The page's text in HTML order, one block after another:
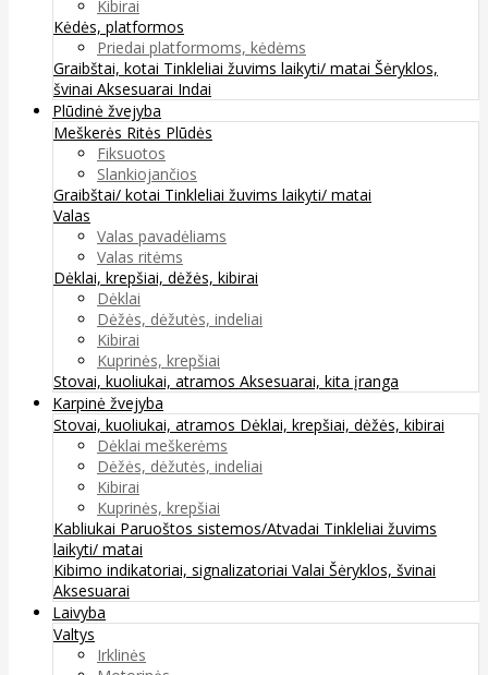
Kibirai
Kėdės, platformos
Priedai platformoms, kėdėms
Graibštai, kotai Tinkleliai žuvims laikyti/ matai Šėryklos,
švinai Aksesuarai Indai
Plūdinė žvejyba
Meškerės Ritės Plūdės
Fiksuotos
Slankiojančios
Graibštai/ kotai Tinkleliai žuvims laikyti/ matai
Valas
Valas pavadėliams
Valas ritėms
Dėklai, krepšiai, dėžės, kibirai
Dėklai
Dėžės, dėžutės, indeliai
Kibirai
Kuprinės, krepšiai
Stovai, kuoliukai, atramos Aksesuarai, kita įranga
Karpinė žvejyba
Stovai, kuoliukai, atramos Dėklai, krepšiai, dėžės, kibirai
Dėklai meškerėms
Dėžės, dėžutės, indeliai
Kibirai
Kuprinės, krepšiai
Kabliukai Paruoštos sistemos/Atvadai Tinkleliai žuvims
laikyti/ matai
Kibimo indikatoriai, signalizatoriai Valai Šėryklos, švinai
Aksesuarai
Laivyba
Valtys
Irklinės